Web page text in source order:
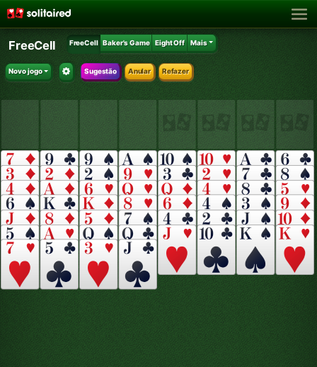
FreeCell FreeCell Baker's Game Eight Off Mais
Novo jogo Sugestão Anular Refazer